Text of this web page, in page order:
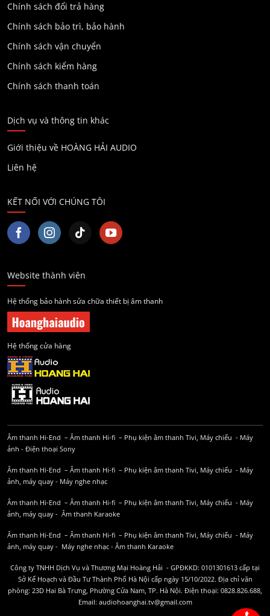
Chính sách đổi trả hàng
Chính sách bảo trì, bảo hành
Chính sách vận chuyển
Chính sách kiểm hàng
Chính sách thanh toán
Dịch vụ và thông tin khác
Giới thiệu về HOÀNG HẢI AUDIO
Liên hệ
KẾT NỐI VỚI CHÚNG TÔI
Website thành viên
Hệ thống bảo hành sửa chữa thiết bị âm thanh
Hệ thống cửa hàng
Âm thanh Hi-End – Âm thanh Hi-fi – Phụ kiện âm thanh Tivi, Máy chiếu - Máy
ảnh - Điện thoại Sony
Âm thanh Hi-End – Âm thanh Hi-fi – Phụ kiện âm thanh Tivi, Máy chiếu - Máy
ảnh, máy quay - Máy nghe nhạc
Âm thanh Hi-End – Âm thanh Hi-fi – Phụ kiện âm thanh Tivi, Máy chiếu - Máy
ảnh, máy quay - Âm thanh Karaoke
Âm thanh Hi-End – Âm thanh Hi-fi – Phụ kiện âm thanh Tivi, Máy chiếu - Máy
ảnh, máy quay - Máy nghe nhạc - Âm thanh Karaoke
Công ty TNHH Dịch Vụ và Thương Mại Hoàng Hải - GPĐKKD: 0101301613 cấp tại
Sở Kế Hoạch và Đầu Tư Thành Phố Hà Nội cấp ngày 15/10/2022. Địa chỉ văn
phòng: 23D Hai Bà Trưng, Phường Cửa Nam, TP. Hà Nội. Điện thoại: 0828.826.688,
Email: audiohoanghai.tv@gmail.com